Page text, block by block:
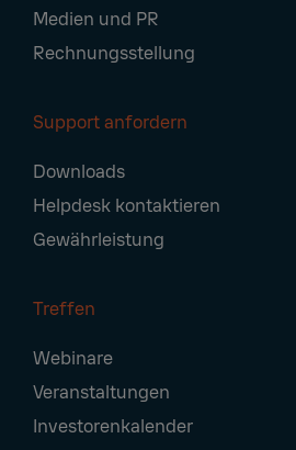
Medien und PR
Rechnungsstellung
Support anfordern
Downloads
Helpdesk kontaktieren
Gewährleistung
Treffen
Webinare
Veranstaltungen
Investorenkalender